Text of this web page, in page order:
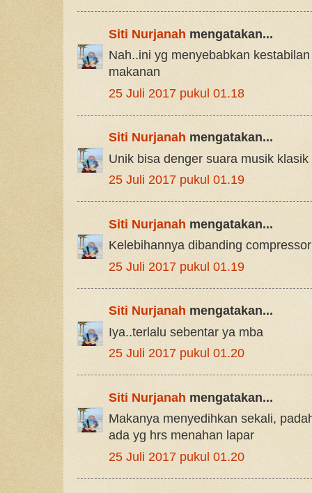
Siti Nurjanah mengatakan...
Nah..ini yg menyebabkan
makanan
25 Juli 2017 pukul 01.18
Siti Nurjanah mengatakan...
Unik bisa denger suara musik
25 Juli 2017 pukul 01.19
Siti Nurjanah mengatakan...
Kelebihannya dibanding
25 Juli 2017 pukul 01.19
Siti Nurjanah mengatakan...
Iya..terlalu sebentar ya mba
25 Juli 2017 pukul 01.20
Siti Nurjanah mengatakan...
Makanya menyedihkan sekali,
ada yg hrs menahan lapar
25 Juli 2017 pukul 01.20